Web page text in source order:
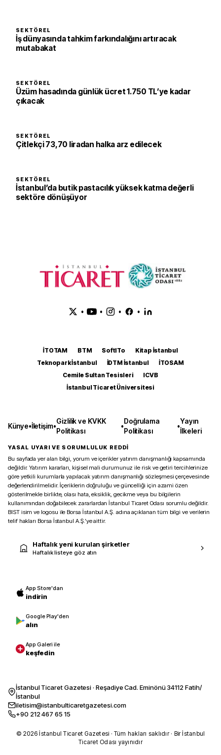
SEKTÖREL
İş dünyasında tahkim farkındalığını artıracak
mutabakat
SEKTÖREL
Üzüm hasadında günlük ücret 1.750 TL’ye kadar
çıkacak
SEKTÖREL
Çitlekçi 73,70 liradan halka arz edilecek
SEKTÖREL
İstanbul’da butik pastacılık yüksek katma değerli
sektöre dönüşüyor
• • • •
İTOTAM BTM SoftITo
Kitap İstanbul
Teknopark İstanbul
İDTM İstanbul
İTOSAM
Cemile Sultan Tesisleri
ICVB
İstanbul Ticaret Üniversitesi
Künye•İletişim•
Gizlilik ve KVKK
Politikası
•
Doğrulama
Politikası
•
Yayın
İlkeleri
YASAL UYARI VE SORUMLULUK REDDİ
Bu sayfada yer alan bilgi, yorum ve içerikler yatırım danışmanlığı kapsamında
değildir. Yatırım kararları, kişisel mali durumunuz ile risk ve getiri tercihlerinize
göre yetkili kurumlarla yapılacak yatırım danışmanlığı sözleşmesi çerçevesinde
değerlendirilmelidir. İçeriklerin doğruluğu ve güncelliği için azami özen
gösterilmekle birlikte, olası hata, eksiklik, gecikme veya bu bilgilerin
kullanımından doğabilecek zararlardan İstanbul Ticaret Odası sorumlu değildir.
BIST isim ve logosu ile Borsa İstanbul A.Ş. adına açıklanan tüm bilgi ve verilerin
telif hakları Borsa İstanbul A.Ş.’ye aittir.
Haftalık yeni kurulan şirketler
Haftalık listeye göz atın
App Store'dan
indirin
Google Play'den
alın
App Galeri ile
keşfedin
İstanbul Ticaret Gazetesi · Reşadiye Cad. Eminönü 34112 Fatih/
İstanbul
iletisim@istanbulticaretgazetesi.com
+90 212 467 65 15
© 2026 İstanbul Ticaret Gazetesi · Tüm hakları saklıdır · Bir İstanbul
Ticaret Odası yayınıdır